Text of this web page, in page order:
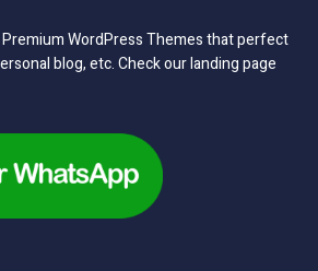
WordPress Themes that perfect
blog, etc. Check our landing page